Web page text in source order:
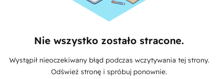
Nie wszystko zostało stracone.
Wystąpił nieoczekiwany błąd podczas wczytywania tej strony.
Odśwież stronę i spróbuj ponownie.